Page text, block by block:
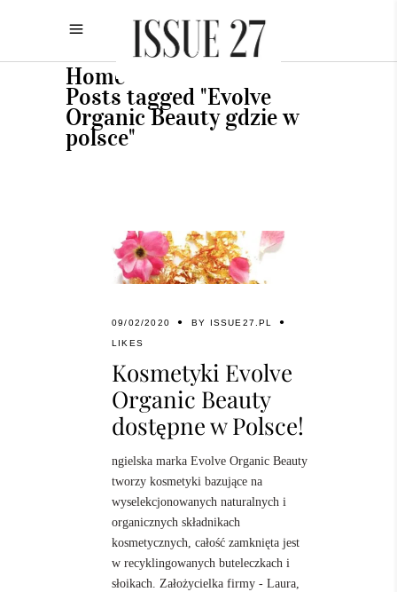
Home
Posts tagged "Evolve
Organic Beauty gdzie w
polsce"
09/02/2020 BY ISSUE27.PL
LIKES
Kosmetyki Evolve
Organic Beauty
dostępne w Polsce!
ngielska marka Evolve Organic Beauty
tworzy kosmetyki bazujące na
wyselekcjonowanych naturalnych i
organicznych składnikach
kosmetycznych, całość zamknięta jest
w recyklingowanych buteleczkach i
słoikach. Założycielka firmy - Laura,